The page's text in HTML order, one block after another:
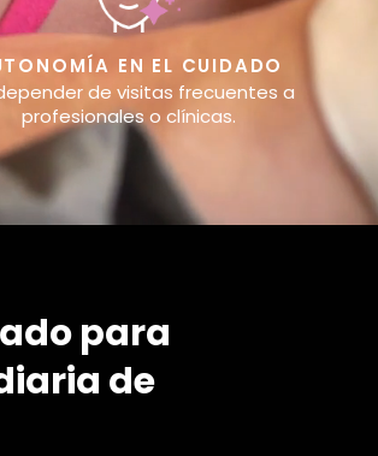
EN EL CUIDADO
de visitas frecuentes a
profesionales o clínicas.
para
de